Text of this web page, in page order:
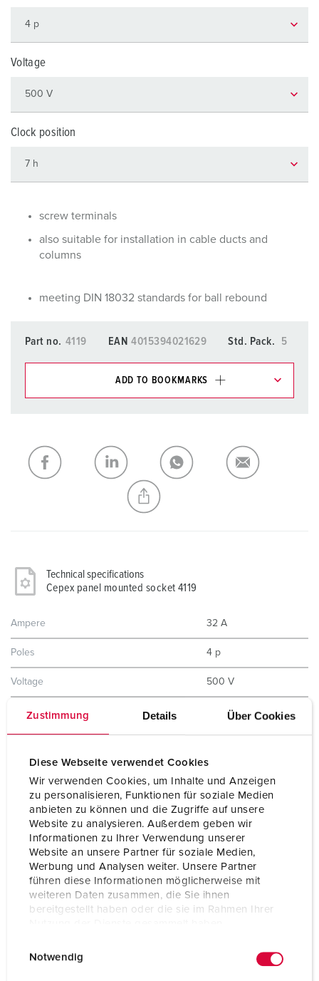
Zustimmung Details Über Cookies
Diese Webseite verwendet Cookies
Wir verwenden Cookies, um Inhalte und Anzeigen
zu personalisieren, Funktionen für soziale Medien
anbieten zu können und die Zugriffe auf unsere
Website zu analysieren. Außerdem geben wir
Informationen zu Ihrer Verwendung unserer
Website an unsere Partner für soziale Medien,
Werbung und Analysen weiter. Unsere Partner
führen diese Informationen möglicherweise mit
weiteren Daten zusammen, die Sie ihnen
bereitgestellt haben oder die sie im Rahmen Ihrer
Notwendig
Voltage
Clock position
screw terminals
also suitable for installation in cable ducts and
columns
meeting DIN 18032 standards for ball rebound
Part no. 4119 EAN 4015394021629 Std. Pack. 5
ADD TO BOOKMARKS
My list ADD
CREATE A NEW LIST
Technical specifications
Cepex panel mounted socket 4119
Ampere 32 A
Poles 4 p
Voltage 500 V
Clock position
Shutter No
Weight 234 g
Certifications EAC